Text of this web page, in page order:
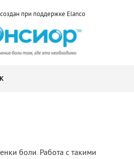
при поддержке Elanco
боли. Работа с такими